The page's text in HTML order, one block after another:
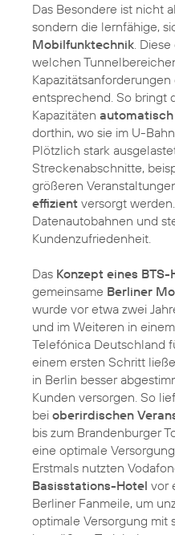
Das Besondere ist nicht
sondern die lernfähige,
Mobilfunktechnik.
welchen
entsprechend. So bringt
Kapazitäten
dorthin, wo sie im U-
Plötzlich stark
Streckenabschnitte,
größeren
effizient versorgt
Datenautobahnen und
Kundenzufriedenheit.
Das Konzept eines BTS-
gemeinsame Berliner
wurde vor etwa zwei
und im Weiteren in
Telefónica Deutschland
einem ersten Schritt
in Berlin besser
Kunden versorgen. So
bei oberirdischen
bis zum Brandenburger
eine optimale
Erstmals nutzten
Basisstations-Hotel vor
Berliner Fanmeile, um
optimale Versorgung mit